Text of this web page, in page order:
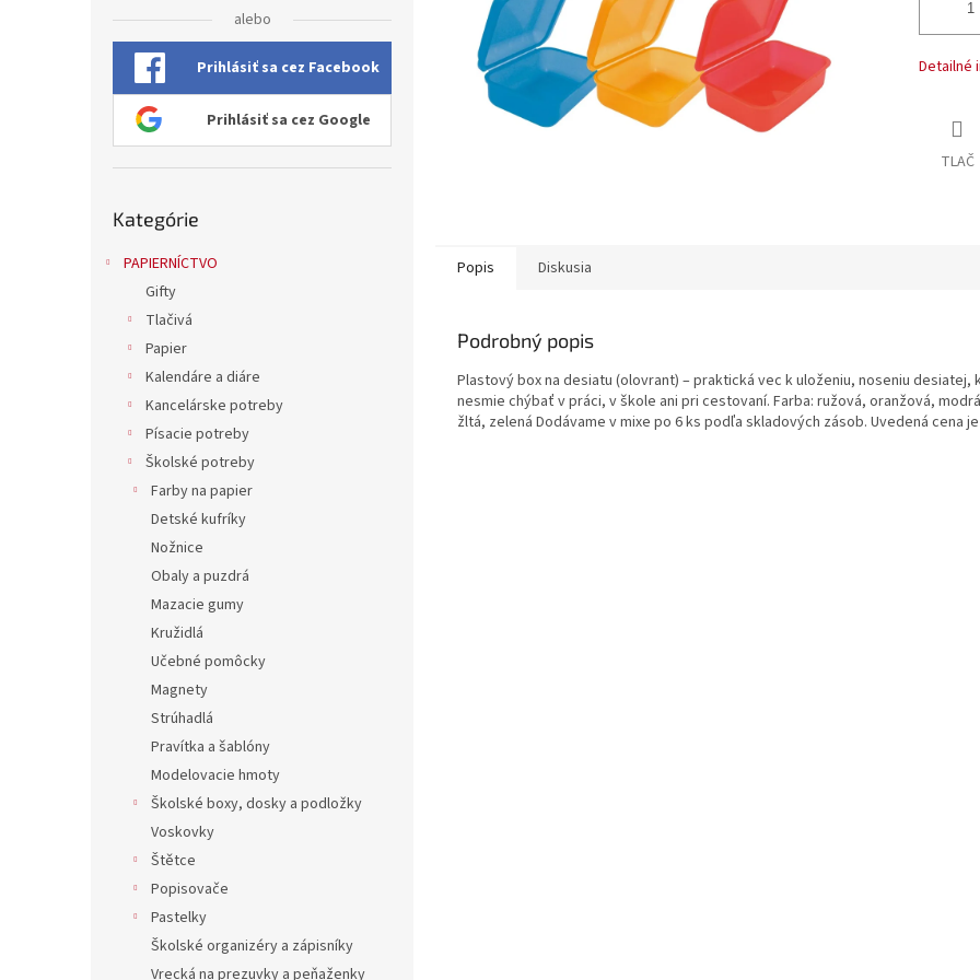
alebo
Prihlásiť sa cez Facebook
Prihlásiť sa cez Google
kategórie
Kategórie
PAPIERNÍCTVO
Gifty
Tlačivá
Papier
Kalendáre a diáre
Kancelárske potreby
Písacie potreby
Školské potreby
Farby na papier
Detské kufríky
Nožnice
Obaly a puzdrá
Mazacie gumy
Kružidlá
Učebné pomôcky
Magnety
Strúhadlá
Pravítka a šablóny
Modelovacie hmoty
Školské boxy, dosky a podložky
Voskovky
Štětce
Popisovače
Pastelky
Školské organizéry a zápisníky
Vrecká na prezuvky a peňaženky
Detailné
TLAČ
Popis Diskusia
Podrobný popis
Plastový box na desiatu (olovrant) – praktická vec k uloženiu, noseniu desiatej,
nesmie chýbať v práci, v škole ani pri cestovaní. Farba: ružová, oranžová,
žltá, zelená Dodávame v mixe po 6 ks podľa skladových zásob. Uvedená cena